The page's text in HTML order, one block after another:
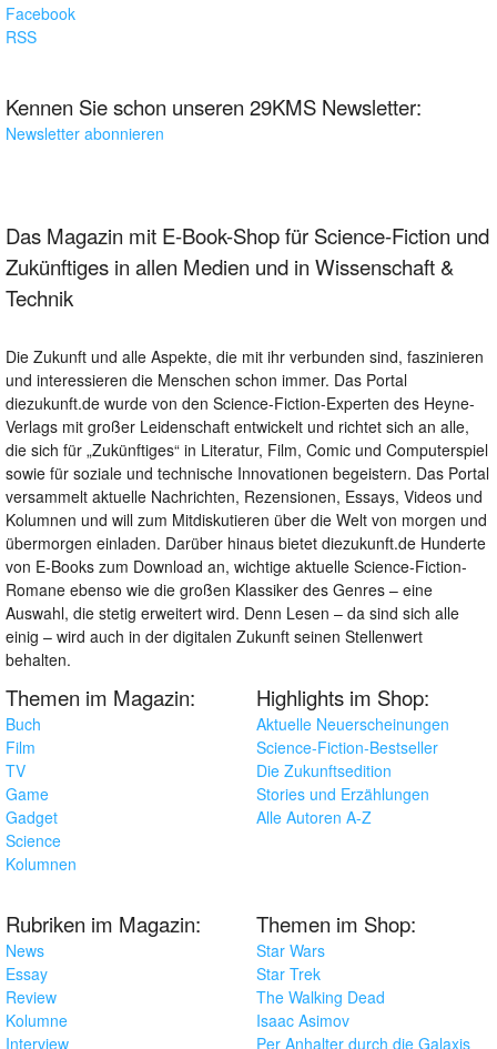
Facebook
RSS
Kennen Sie schon unseren 29KMS Newsletter:
Newsletter abonnieren
Das Magazin mit E-Book-Shop für Science-Fiction und
Zukünftiges in allen Medien und in Wissenschaft &
Technik
Die Zukunft und alle Aspekte, die mit ihr verbunden sind, faszinieren
und interessieren die Menschen schon immer. Das Portal
diezukunft.de wurde von den Science-Fiction-Experten des Heyne-
Verlags mit großer Leidenschaft entwickelt und richtet sich an alle,
die sich für „Zukünftiges“ in Literatur, Film, Comic und Computerspiel
sowie für soziale und technische Innovationen begeistern. Das Portal
versammelt aktuelle Nachrichten, Rezensionen, Essays, Videos und
Kolumnen und will zum Mitdiskutieren über die Welt von morgen und
übermorgen einladen. Darüber hinaus bietet diezukunft.de Hunderte
von E-Books zum Download an, wichtige aktuelle Science-Fiction-
Romane ebenso wie die großen Klassiker des Genres – eine
Auswahl, die stetig erweitert wird. Denn Lesen – da sind sich alle
einig – wird auch in der digitalen Zukunft seinen Stellenwert
behalten.
Themen im Magazin:
Buch
Film
TV
Game
Gadget
Science
Kolumnen
Highlights im Shop:
Aktuelle Neuerscheinungen
Science-Fiction-Bestseller
Die Zukunftsedition
Stories und Erzählungen
Alle Autoren A-Z
Rubriken im Magazin:
News
Essay
Review
Kolumne
Interview
Themen im Shop:
Star Wars
Star Trek
The Walking Dead
Isaac Asimov
Per Anhalter durch die Galaxis